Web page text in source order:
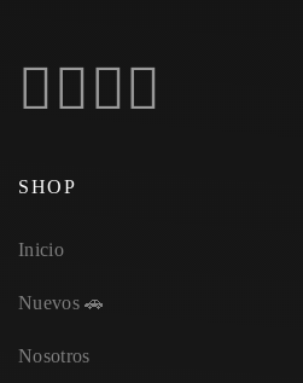
SHOP
Inicio
Nuevos 🚗
Nosotros